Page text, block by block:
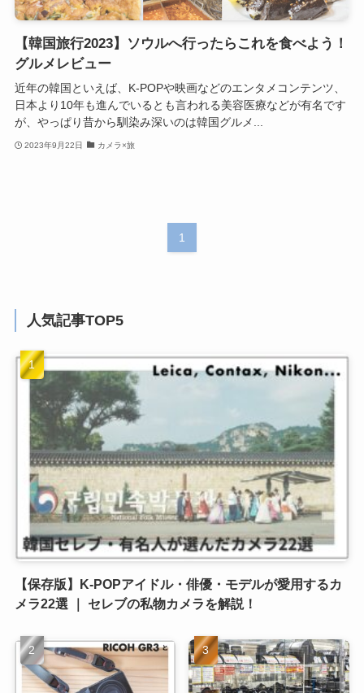
【韓国旅行2023】ソウルへ行ったらこれを食べよう！
グルメレビュー
近年の韓国といえば、K-POPや映画などのエンタメコンテンツ、
日本より10年も進んでいるとも言われる美容医療などが有名です
が、やっぱり昔から馴染み深いのは韓国グルメ...
2023年9月22日 カメラ×旅
1
人気記事TOP5
【保存版】K-POPアイドル・俳優・モデルが愛用するカ
メラ22選 ｜ セレブの私物カメラを解説！